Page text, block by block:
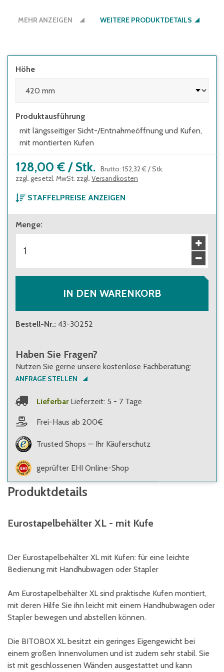
Handhabung
Bitte beachten Sie: Einige
schwarze Bodenfarbe nicht - gerne bieten
wir Ihnen den Boden auch in der
Behälterfarbe an.
MEHR ANZEIGEN WEITERE PRODUKTDETAILS
Höhe
Produktausführung
mit längsseitiger Sicht-/Entnahmeöffnung und Kufen,
mit montierten Kufen
128,00 € / Stk. Brutto: 152,32 € /Stk.
zzgl. gesetzl. MwSt. zzgl. Versandkosten
STAFFELPREISE ANZEIGEN
ab 1 Stück
128,00 €
ab 10 Stück
114,00 €
Menge:
IN DEN WARENKORB
Bestell-Nr.: 43-30252
Haben Sie Fragen?
Nutzen Sie gerne unsere kostenlose Fachberatung:
ANFRAGE STELLEN
Lieferbar Lieferzeit: 5 - 7 Tage
Frei-Haus ab 200€
Trusted Shops — Ihr Käuferschutz
geprüfter EHI Online-Shop
Produktdetails
Eurostapelbehälter XL - mit Kufe
Der Eurostapelbehälter XL mit Kufen: für eine leichte
Bedienung mit Handhubwagen oder Stapler
Am Eurostapelbehälter XL sind praktische Kufen montiert,
mit deren Hilfe Sie ihn leicht mit einem Handhubwagen oder
Stapler bewegen und abstellen können.
Die BITOBOX XL besitzt ein geringes Eigengewicht bei
einem großen Innenvolumen und ist zudem sehr stabil. Sie
ist mit geschlossenen Wänden ausgestattet und kann